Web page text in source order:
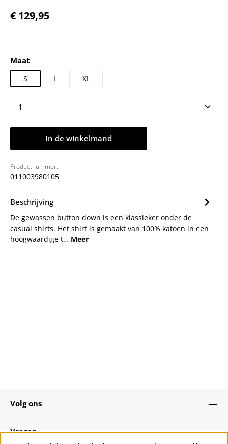
Normale prijs:
€ 129,95
Selecteer
Maat
S L XL
Producthoeveelheid: Voer de gewenste
In de winkelmand
Productnummer:
011003980105
Beschrijving
De gewassen button down is een klassieker onder de
casual shirts. Het shirt is gemaakt van 100% katoen in een
hoogwaardige t… Meer
Volg ons
Vragen